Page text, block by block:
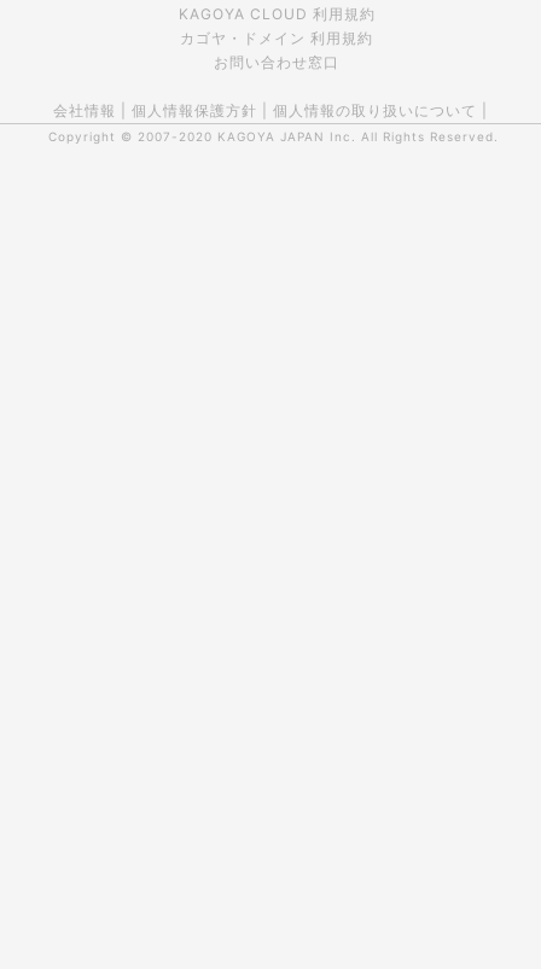
KAGOYA CLOUD 利用規約
カゴヤ・ドメイン 利用規約
お問い合わせ窓口
会社情報 個人情報保護方針 個人情報の取り扱いについて
Copyright © 2007-2020 KAGOYA JAPAN Inc. All Rights Reserved.